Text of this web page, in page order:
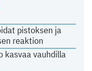
pistoksen ja
reaktion
kasvaa vauhdilla